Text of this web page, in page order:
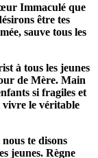
Immaculé que
être tes
sauve tous les
à tous les jeunes
de Mère. Main
si fragiles et
vivre le véritable
te disons
jeunes. Règne